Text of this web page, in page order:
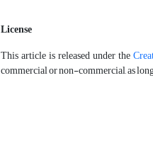
License
This article is released under the
commercial or non-commercial, as